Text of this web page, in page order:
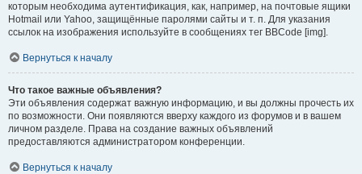
которым необходима аутентификация, как, например, на почтовые ящики
Hotmail или Yahoo, защищённые паролями сайты и т. п. Для указания
ссылок на изображения используйте в сообщениях тег BBCode [img].
Вернуться к началу
Что такое важные объявления?
Эти объявления содержат важную информацию, и вы должны прочесть их
по возможности. Они появляются вверху каждого из форумов и в вашем
личном разделе. Права на создание важных объявлений
предоставляются администратором конференции.
Вернуться к началу